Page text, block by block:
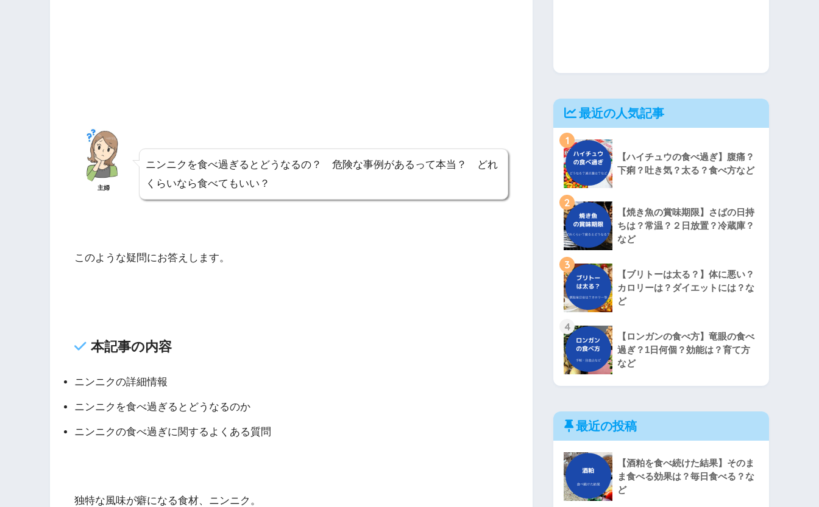
主婦
ニンニクを食べ過ぎるとどうなるの？ 危険な事例があるって本当？ どれ
くらいなら食べてもいい？
このような疑問にお答えします。
本記事の内容
ニンニクの詳細情報
ニンニクを食べ過ぎるとどうなるのか
ニンニクの食べ過ぎに関するよくある質問
独特な風味が癖になる食材、ニンニク。
最近の人気記事
1
【ハイチュウの食べ過ぎ】腹痛？
下痢？吐き気？太る？食べ方など
2
【焼き魚の賞味期限】さばの日持
ちは？常温？２日放置？冷蔵庫？
など
3
【ブリトーは太る？】体に悪い？
カロリーは？ダイエットには？な
ど
4
【ロンガンの食べ方】竜眼の食べ
過ぎ？1日何個？効能は？育て方
など
最近の投稿
【酒粕を食べ続けた結果】そのま
ま食べる効果は？毎日食べる？な
ど